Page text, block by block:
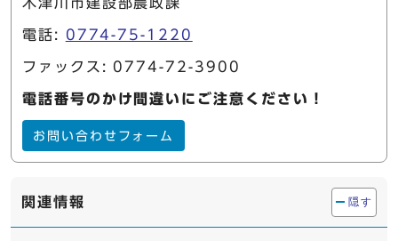
木津川市建設部農政課
電話: 0774-75-1220
ファックス: 0774-72-3900
電話番号のかけ間違いにご注意ください！
お問い合わせフォーム
関連情報 隠す